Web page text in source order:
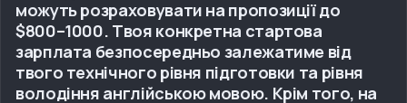
можуть розраховувати на пропозиції до
$800–1000. Твоя конкретна стартова
зарплата безпосередньо залежатиме від
твого технічного рівня підготовки та рівня
володіння англійською мовою. Крім того, на